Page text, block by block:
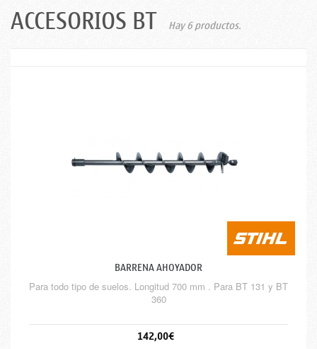
ACCESORIOS BT Hay 6 productos.
BARRENA AHOYADOR
Para todo tipo de suelos. Longitud 700 mm . Para BT 131 y BT
360
142,00€